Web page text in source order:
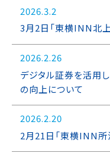
2026.3.2
3月2日「東横INN北
2026.2.26
デジタル証券を活用
の向上について
2026.2.20
2月21日「東横INN所